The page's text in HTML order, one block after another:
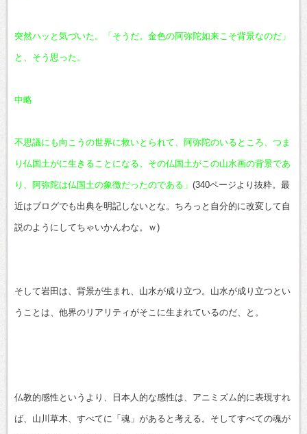
突然ハッと気づいた。「そうだ。金色の阿弥陀如来こそ背景なのだ」
と、そう思った。
中略
不思議にも向こうの世界に救いとられて、阿弥陀のいるところ、つま
り仏国土がに生きることになる。その仏国土がこの山水画の背景であ
り、阿弥陀は仏国土の象徴だったのである」 (340ページより抜粋。最
近はブログでも出典を明記しないとな。ちろっと自分的に改変して自
説のようにしてちゃいかんわな。ｗ)
そして岩田は、背景が生まれ、山水が成り立つ。山水が成り立つとい
うことは、他界のリアリティがそこに生まれているのだ、と。
仏教的感性というより、日本人的な感性は、アニミズム的に表現すれ
ば、山川草木、すべてに「魂」があると考える。そしてすべての魂が